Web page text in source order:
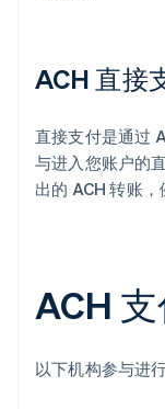
ACH 直接
直接支付是通过
与进入您账户的
出的 ACH 转账，
ACH
以下机构参与进